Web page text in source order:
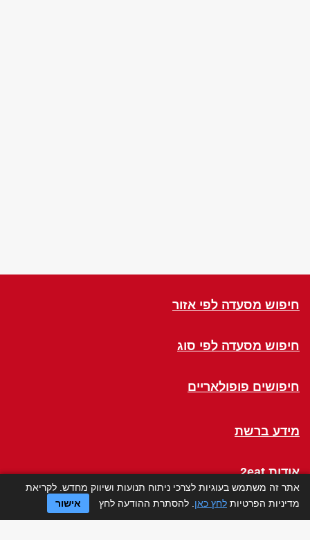
חיפוש מסעדה לפי אזור
חיפוש מסעדה לפי סוג
חיפושים פופולאריים
מידע ברשת
אודות 2eat
Click a Table
אתר זה משתמש בעוגיות לצרכי ניתוח תנועות ושיווק מחדש. לקריאת
מדיניות הפרטיות לחץ כאן . להסתרת ההודעה לחץ אישור